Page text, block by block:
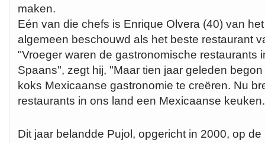
maken.
Eén van die chefs is Enrique Olvera (40) van
algemeen beschouwd als het beste restaurant
"Vroeger waren de gastronomische restaurants
Spaans", zegt hij, "Maar tien jaar geleden
koks Mexicaanse gastronomie te creëren. Nu
restaurants in ons land een Mexicaanse
Dit jaar belandde Pujol, opgericht in 2000, op